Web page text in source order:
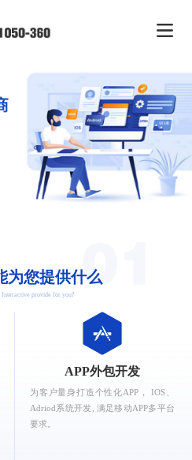
为您提供什么
can Ruizhi Interactive provide for you?
APP外包开发
为客户量身打造个性化APP， IOS、
Adriod系统开发, 满足移动APP多平台
要求。